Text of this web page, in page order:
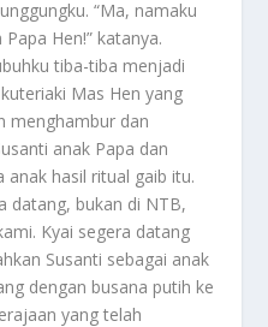
“Ma, namaku
Hen!” katanya.
tiba-tiba menjadi
Mas Hen yang
menghambur dan
anak Papa dan
anak hasil ritual gaib itu.
datang, bukan di NTB,
Kyai segera datang
Susanti sebagai anak
dengan busana putih ke
yang telah